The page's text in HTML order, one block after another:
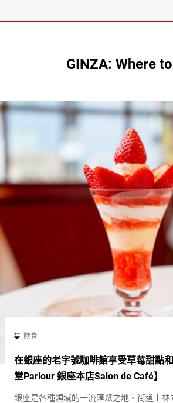
GINZA: Where
飲食
在銀座的老字號咖啡館享受草莓甜點
堂Parlour 銀座本店Salon de Café】
銀座是各種領域的一流匯聚之地。街道上